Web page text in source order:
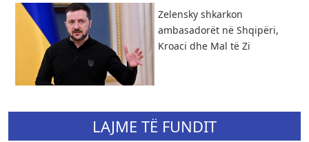
Zelensky shkarkon
ambasadorët në Shqipëri,
Kroaci dhe Mal të Zi
LAJME TË FUNDIT